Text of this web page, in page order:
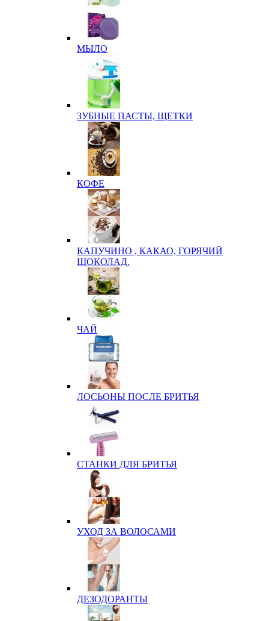
МЫЛО
ЗУБНЫЕ ПАСТЫ, ЩЕТКИ
КОФЕ
КАПУЧИНО , КАКАО, ГОРЯЧИЙ
ШОКОЛАД.
ЧАЙ
ЛОСЬОНЫ ПОСЛЕ БРИТЬЯ
СТАНКИ ДЛЯ БРИТЬЯ
УХОД ЗА ВОЛОСАМИ
ДЕЗОДОРАНТЫ